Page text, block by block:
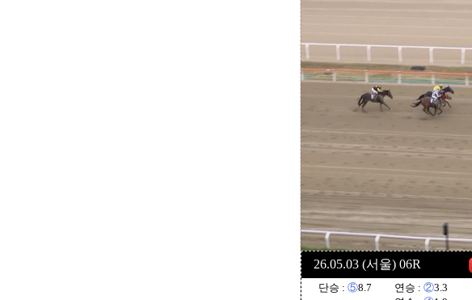
26.05.03 (서울) 06R
단승 : ⑤8.7 연승 : ②3.3